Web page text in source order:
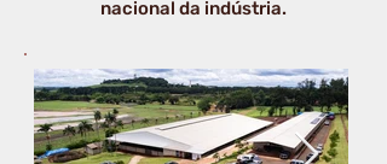
nacional da indústria.